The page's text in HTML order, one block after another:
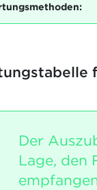
Der
Lage, den